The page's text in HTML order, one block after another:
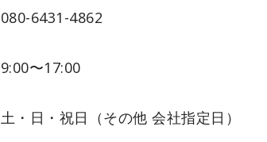
080-6431-4862
9:00〜17:00
土・日・祝日（その他 会社指定日）